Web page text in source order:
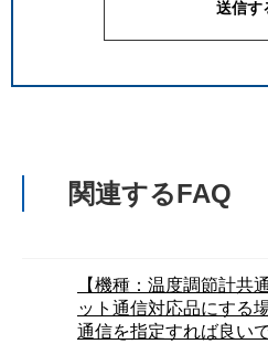
関連するFAQ
【機種：温度調節計共
ット通信対応品にする
通信を指定すれば良い